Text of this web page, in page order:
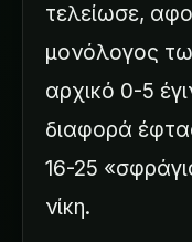
τελείωσε,
μονόλογος
αρχικό 0-5
διαφορά
16-25
νίκη.